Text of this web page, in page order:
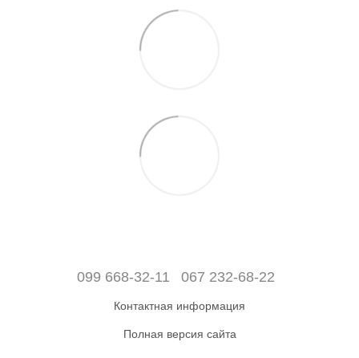
099 668-32-11 067 232-68-22
Контактная информация
Полная версия сайта